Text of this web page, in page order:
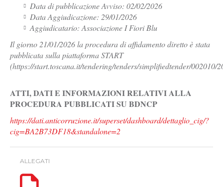
Data di pubblicazione Avviso: 02/02/2026
Data Aggiudicazione: 29/01/2026
Aggiudicatario: Associazione I Fiori Blu
Il giorno 21/01/2026 la procedura di affidamento diretto è stata
pubblicata sulla piattaforma START
(https://start.toscana.it/tendering/tenders/simplifiedtender/002010/
ATTI, DATI E INFORMAZIONI RELATIVI ALLA
PROCEDURA PUBBLICATI SU BDNCP
https://dati.anticorruzione.it/superset/dashboard/dettaglio_cig/?
cig=BA2B73DF18&standalone=2
ALLEGATI